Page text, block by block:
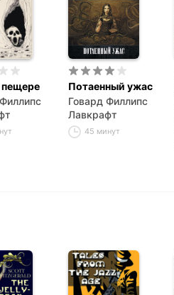
пещере
Потаенный ужас
Говард Филлипс
Лавкрафт
45 минут